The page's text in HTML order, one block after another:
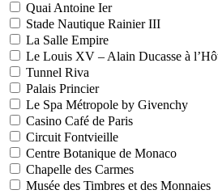
Quai Antoine Ier
Stade Nautique Rainier III
La Salle Empire
Le Louis XV – Alain Ducasse à
Tunnel Riva
Palais Princier
Le Spa Métropole by Givenchy
Casino Café de Paris
Circuit Fontvieille
Centre Botanique de Monaco
Chapelle des Carmes
Musée des Timbres et des Monnaies